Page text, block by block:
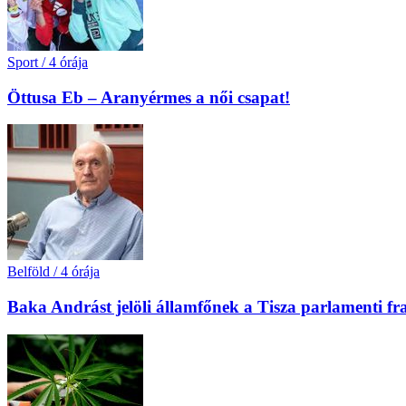
Sport / 4 órája
Öttusa Eb – Aranyérmes a női csapat!
Belföld / 4 órája
Baka Andrást jelöli államfőnek a Tisza parlamenti